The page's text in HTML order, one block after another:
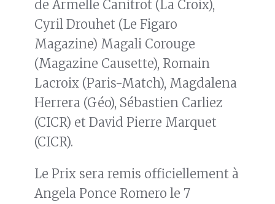
de Armelle Canitrot (La Croix),
Cyril Drouhet (Le Figaro
Magazine) Magali Corouge
(Magazine Causette), Romain
Lacroix (Paris-Match), Magdalena
Herrera (Géo), Sébastien Carliez
(CICR) et David Pierre Marquet
(CICR).
Le Prix sera remis officiellement à
Angela Ponce Romero le 7